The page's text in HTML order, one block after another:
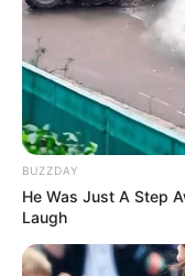
BUZZDAY
He Was Just A Step
Laugh